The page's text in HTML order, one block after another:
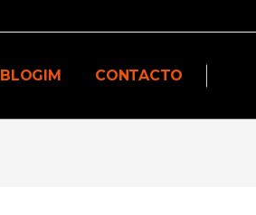
BLOGIM CONTACTO